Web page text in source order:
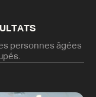
personnes âgées